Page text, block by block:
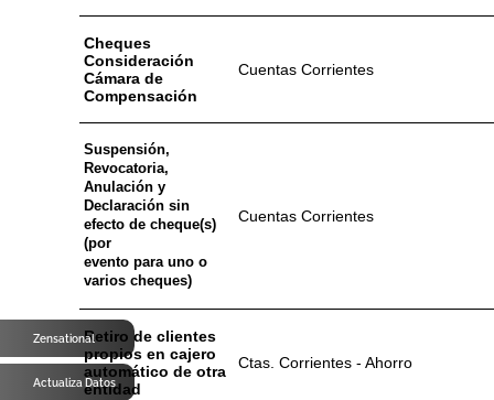
Zensational
Actualiza Datos
Cheques
Consideración
Cámara de
Compensación
Cuentas Corrientes
Suspensión,
Revocatoria,
Anulación y
Declaración sin
efecto de cheque(s)
(por
evento para uno o
varios cheques)
Cuentas Corrientes
Retiro de clientes
propios en cajero
automático de otra
entidad
Ctas. Corrientes - Ahorro